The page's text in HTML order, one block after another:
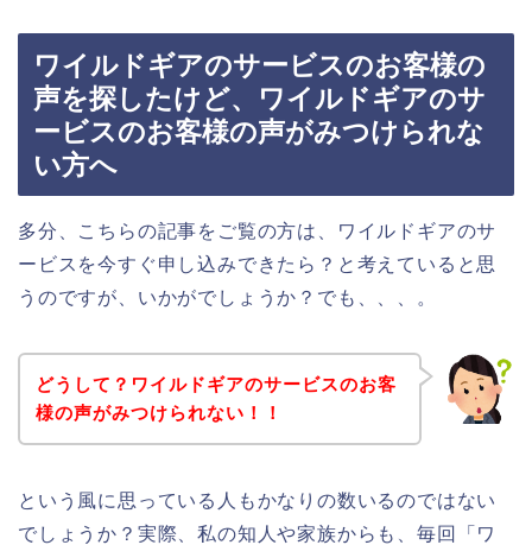
ワイルドギアのサービスのお客様の
声を探したけど、ワイルドギアのサ
ービスのお客様の声がみつけられな
い方へ
多分、こちらの記事をご覧の方は、ワイルドギアのサ
ービスを今すぐ申し込みできたら？と考えていると思
うのですが、いかがでしょうか？でも、、、。
どうして？ワイルドギアのサービスのお客
様の声がみつけられない！！
という風に思っている人もかなりの数いるのではない
でしょうか？実際、私の知人や家族からも、毎回「ワ